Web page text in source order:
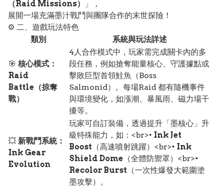
（Raid Missions）
」，
展開一場充滿墨汁戰鬥與團隊合作的末世探險！
⚙️ 二、遊戲玩法特色
類別
系統與玩法詳述
🎯 核心模式：
Raid
Battle（掠奪
戰）
4人合作模式中，玩家需完成關卡內的多
段任務，例如搶奪能量核心、守護據點或
擊敗巨型首領鮭魚（Boss
Salmonid）。每場Raid 都有隨機事件
與環境變化，如漲潮、暴風雨、磁力場干
擾等。
💥 新戰鬥系統：
Ink Gear
Evolution
玩家可自訂裝備，透過提升「墨核心」升
級特殊能力，如：<br>• Ink Jet
Boost （高速噴射跳躍）<br>• Ink
Shield Dome （全體防禦罩）<br>•
Recolor Burst （一次性爆發大範圍塗
墨攻擊）。